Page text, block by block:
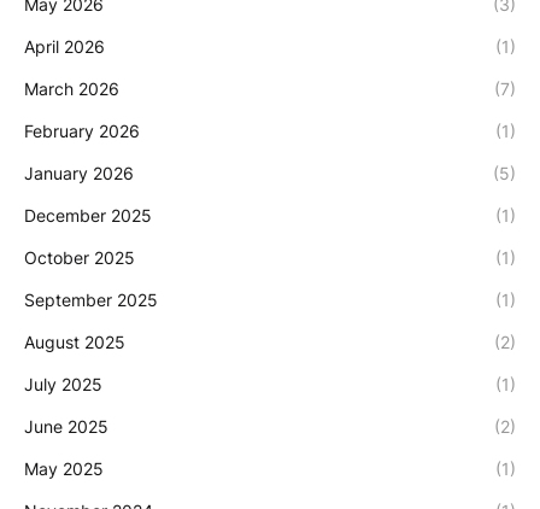
May 2026 (3)
April 2026 (1)
March 2026 (7)
February 2026 (1)
January 2026 (5)
December 2025 (1)
October 2025 (1)
September 2025 (1)
August 2025 (2)
July 2025 (1)
June 2025 (2)
May 2025 (1)